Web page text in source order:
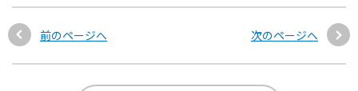
前のページへ 次のページへ